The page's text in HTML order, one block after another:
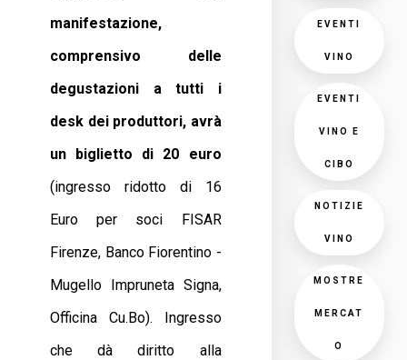
manifestazione,
comprensivo delle
degustazioni a tutti i
desk dei produttori, avrà
un biglietto di 20 euro
(ingresso ridotto di 16
Euro per soci FISAR
Firenze, Banco Fiorentino -
Mugello Impruneta Signa,
Officina Cu.Bo). Ingresso
che dà diritto alla
EVENTI
VINO
EVENTI
VINO E
CIBO
NOTIZIE
VINO
MOSTRE
MERCAT
O